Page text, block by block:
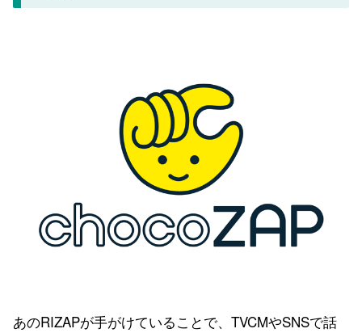
あのRIZAPが手がけていることで、TVCMやSNSで話